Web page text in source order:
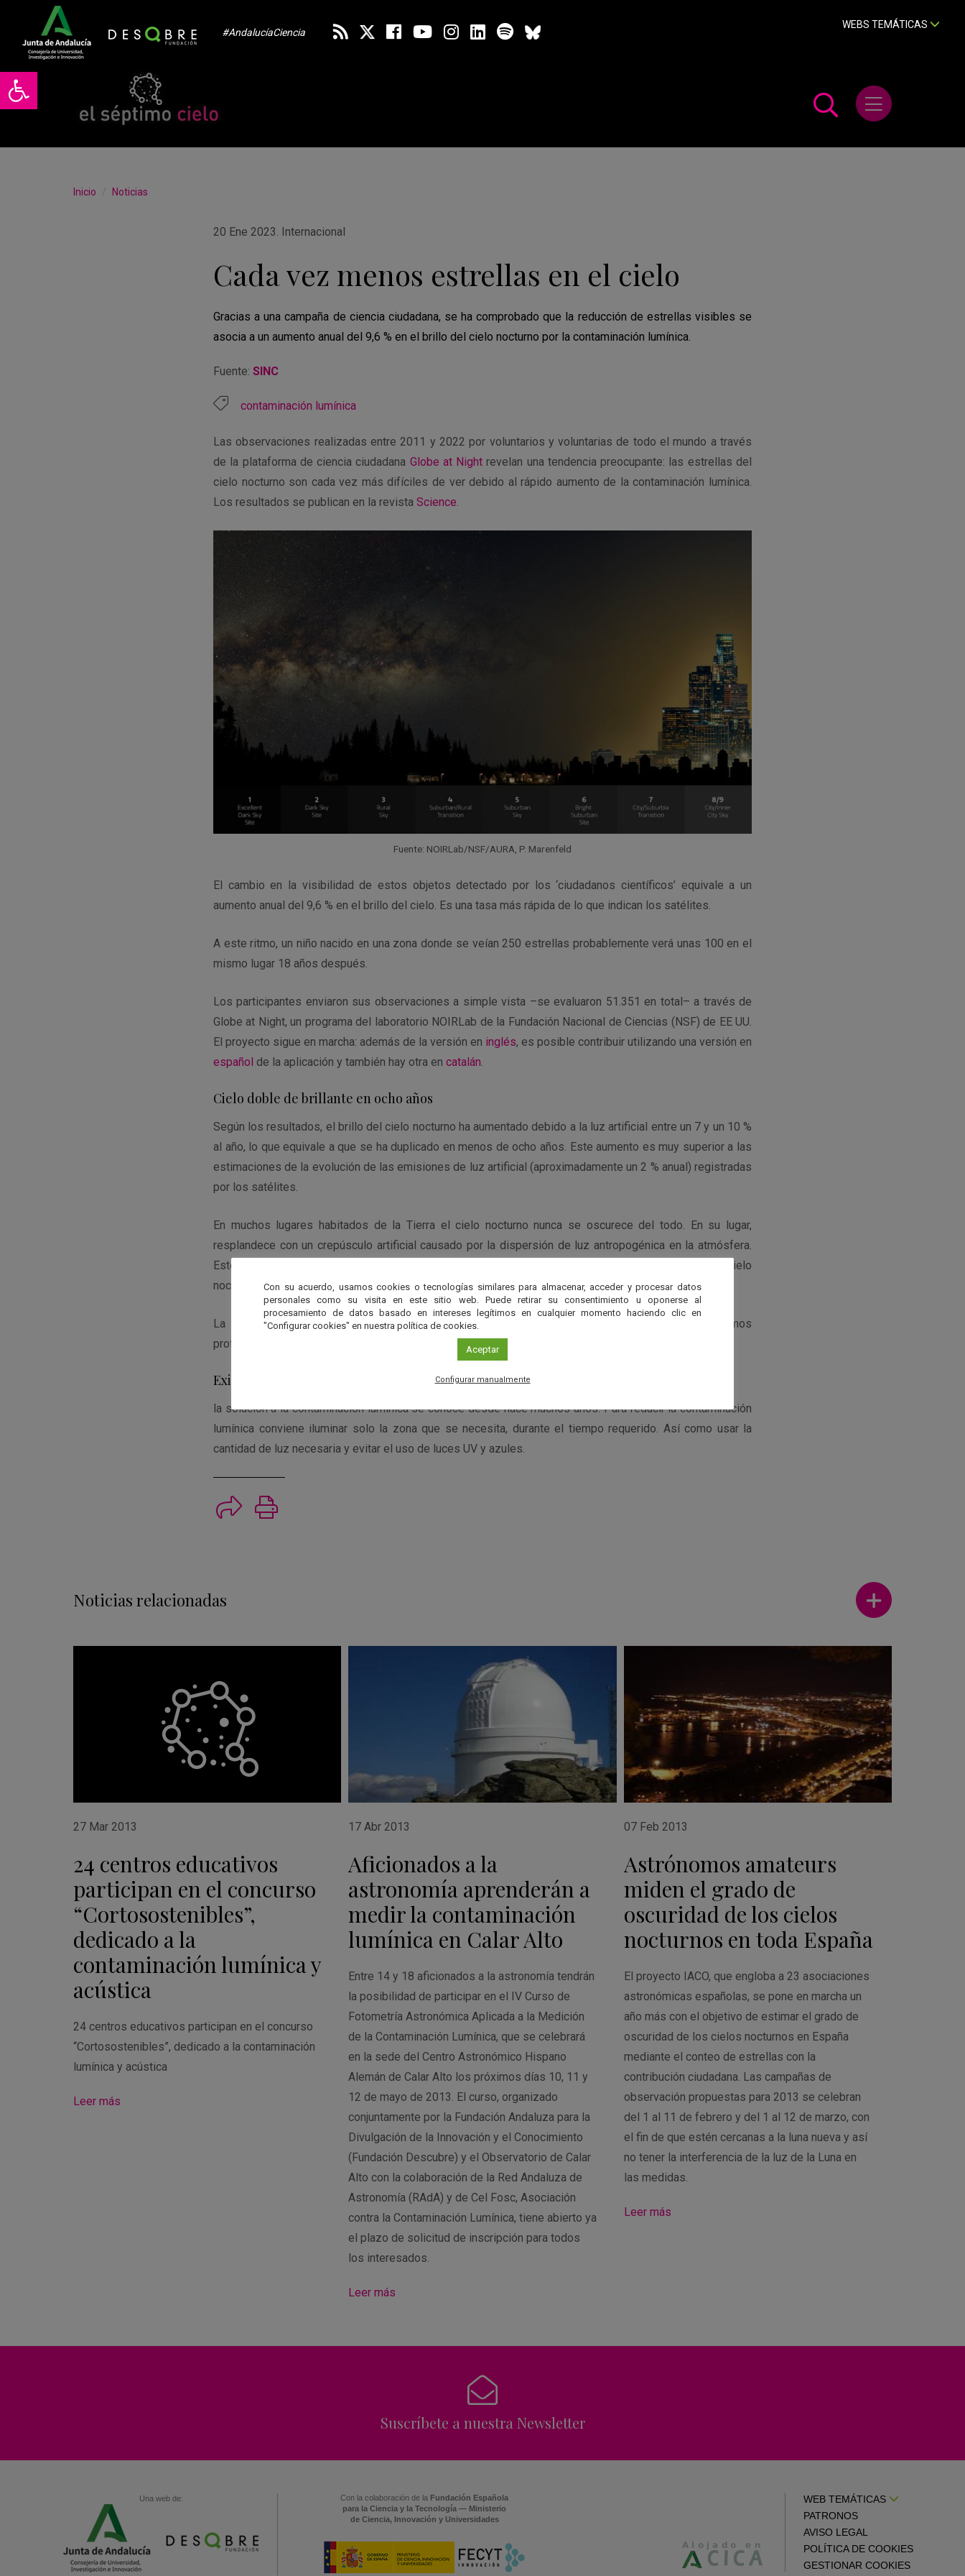
Abrir barra de herramientas
#AndalucíaCiencia
WEBS TEMÁTICAS
Abrir menú
Inicio Noticias
20 Ene 2023. Internacional
Cada vez menos estrellas en el cielo
Gracias a una campaña de ciencia ciudadana, se ha comprobado que la reducción de estrellas visibles se
asocia a un aumento anual del 9,6 % en el brillo del cielo nocturno por la contaminación lumínica.
Fuente: SINC
contaminación lumínica
Las observaciones realizadas entre 2011 y 2022 por voluntarios y voluntarias de todo el mundo a través
de la plataforma de ciencia ciudadana Globe at Night revelan una tendencia preocupante: las estrellas del
cielo nocturno son cada vez más difíciles de ver debido al rápido aumento de la contaminación lumínica.
Los resultados se publican en la revista Science.
Fuente: NOIRLab/NSF/AURA, P. Marenfeld
El cambio en la visibilidad de estos objetos detectado por los ‘ciudadanos científicos’ equivale a un
aumento anual del 9,6 % en el brillo del cielo. Es una tasa más rápida de lo que indican los satélites.
A este ritmo, un niño nacido en una zona donde se veían 250 estrellas probablemente verá unas 100 en el
mismo lugar 18 años después.
Los participantes enviaron sus observaciones a simple vista –se evaluaron 51.351 en total– a través de
Globe at Night, un programa del laboratorio NOIRLab de la Fundación Nacional de Ciencias (NSF) de EE UU.
El proyecto sigue en marcha: además de la versión en inglés, es posible contribuir utilizando una versión en
español de la aplicación y también hay otra en catalán.
Cielo doble de brillante en ocho años
Según los resultados, el brillo del cielo nocturno ha aumentado debido a la luz artificial entre un 7 y un 10 %
al año, lo que equivale a que se ha duplicado en menos de ocho años. Este aumento es muy superior a las
estimaciones de la evolución de las emisiones de luz artificial (aproximadamente un 2 % anual) registradas
por los satélites.
En muchos lugares habitados de la Tierra el cielo nocturno nunca se oscurece del todo. En su lugar,
resplandece con un crepúsculo artificial causado por la dispersión de luz antropogénica en la atmósfera.
Este tipo de contaminación lumínica, denominada
, es el responsable del brillo visible del cielo
nocturno y de la merma en nuestra capacidad para ver las estrellas.
La contaminación lumínica no afecta solo a la población general, también afecta a los astrónomos
profesionales, como se menciona en este
artículo de MNRAS
Existe una solución
la solución a la contaminación lumínica se conoce desde hace muchos años. Para reducir la contaminación
lumínica conviene iluminar solo la zona que se necesita, durante el tiempo requerido. Así como usar la
cantidad de luz necesaria y evitar el uso de luces UV y azules.
Noticias relacionadas
Ver más
27 Mar 2013
24 centros educativos
participan en el concurso
“Cortosostenibles”,
dedicado a la
contaminación lumínica y
acústica
24 centros educativos participan en el concurso
“Cortosostenibles”, dedicado a la contaminación
lumínica y acústica
Leer más
17 Abr 2013
Aficionados a la
astronomía aprenderán a
medir la contaminación
lumínica en Calar Alto
Entre 14 y 18 aficionados a la astronomía tendrán
la posibilidad de participar en el IV Curso de
Fotometría Astronómica Aplicada a la Medición
de la Contaminación Lumínica, que se celebrará
en la sede del Centro Astronómico Hispano
Alemán de Calar Alto los próximos días 10, 11 y
12 de mayo de 2013. El curso, organizado
conjuntamente por la Fundación Andaluza para la
Divulgación de la Innovación y el Conocimiento
(Fundación Descubre) y el Observatorio de Calar
Alto con la colaboración de la Red Andaluza de
Astronomía (RAdA) y de Cel Fosc, Asociación
contra la Contaminación Lumínica, tiene abierto ya
el plazo de solicitud de inscripción para todos
los interesados.
Leer más
07 Feb 2013
Astrónomos amateurs
miden el grado de
oscuridad de los cielos
nocturnos en toda España
El proyecto IACO, que engloba a 23 asociaciones
astronómicas españolas, se pone en marcha un
año más con el objetivo de estimar el grado de
oscuridad de los cielos nocturnos en España
mediante el conteo de estrellas con la
contribución ciudadana. Las campañas de
observación propuestas para 2013 se celebran
del 1 al 11 de febrero y del 1 al 12 de marzo, con
el fin de que estén cercanas a la luna nueva y así
no tener la interferencia de la luz de la Luna en
las medidas.
Leer más
Suscríbete a nuestra Newsletter
Una web de: Con la colaboración de la Fundación Española
para la Ciencia y la Tecnología — Ministerio
de Ciencia, Innovación y Universidades
WEB TEMÁTICAS
PATRONOS
AVISO LEGAL
POLÍTICA DE COOKIES
GESTIONAR COOKIES
Con su acuerdo, usamos cookies o tecnologías similares para almacenar, acceder y procesar datos
personales como su visita en este sitio web. Puede retirar su consentimiento u oponerse al
procesamiento de datos basado en intereses legítimos en cualquier momento haciendo clic en
"Configurar cookies" en nuestra política de cookies.
Aceptar
Configurar manualmente